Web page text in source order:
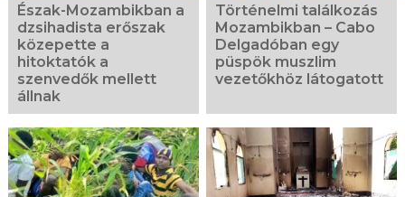
Észak-Mozambikban a
dzsihadista erőszak
közepette a
hitoktatók a
szenvedők mellett
állnak
Történelmi találkozás
Mozambikban – Cabo
Delgadóban egy
püspök muszlim
vezetőkhöz látogatott